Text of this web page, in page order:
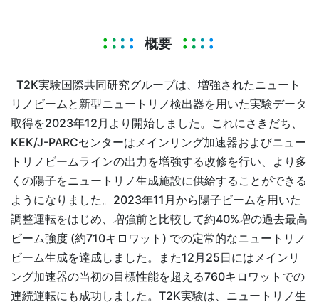
概要
T2K実験国際共同研究グループは、増強されたニュート
リノビームと新型ニュートリノ検出器を用いた実験データ
取得を2023年12月より開始しました。これにさきだち、
KEK/J-PARCセンターはメインリング加速器およびニュー
トリノビームラインの出力を増強する改修を行い、より多
くの陽子をニュートリノ生成施設に供給することができる
ようになりました。2023年11月から陽子ビームを用いた
調整運転をはじめ、増強前と比較して約40%増の過去最高
ビーム強度 (約710キロワット) での定常的なニュートリノ
ビーム生成を達成しました。また12月25日にはメインリ
ング加速器の当初の目標性能を超える760キロワットでの
連続運転にも成功しました。T2K実験は、ニュートリノ生